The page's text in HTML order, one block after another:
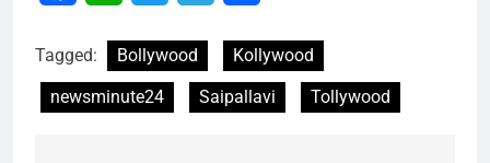
Tagged: Bollywood
Kollywood
newsminute24
Saipallavi Tollywood